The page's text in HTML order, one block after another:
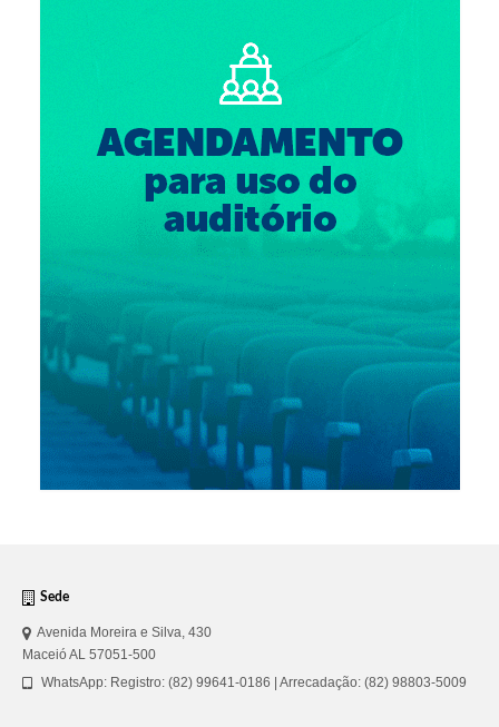
Sede
Avenida Moreira e Silva, 430
Maceió AL 57051-500
WhatsApp: Registro: (82) 99641-0186 | Arrecadação: (82) 98803-5009